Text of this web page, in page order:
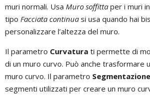
muri normali. Usa Muro soffitta per i muri
tipo Facciata continua si usa quando hai
personalizzare l’altezza del muro.
Il parametro Curvatura ti permette di
di un muro curvo. Può anche trasformare
muro curvo. Il parametro Segmentazione
segmenti utilizzati per creare un muro